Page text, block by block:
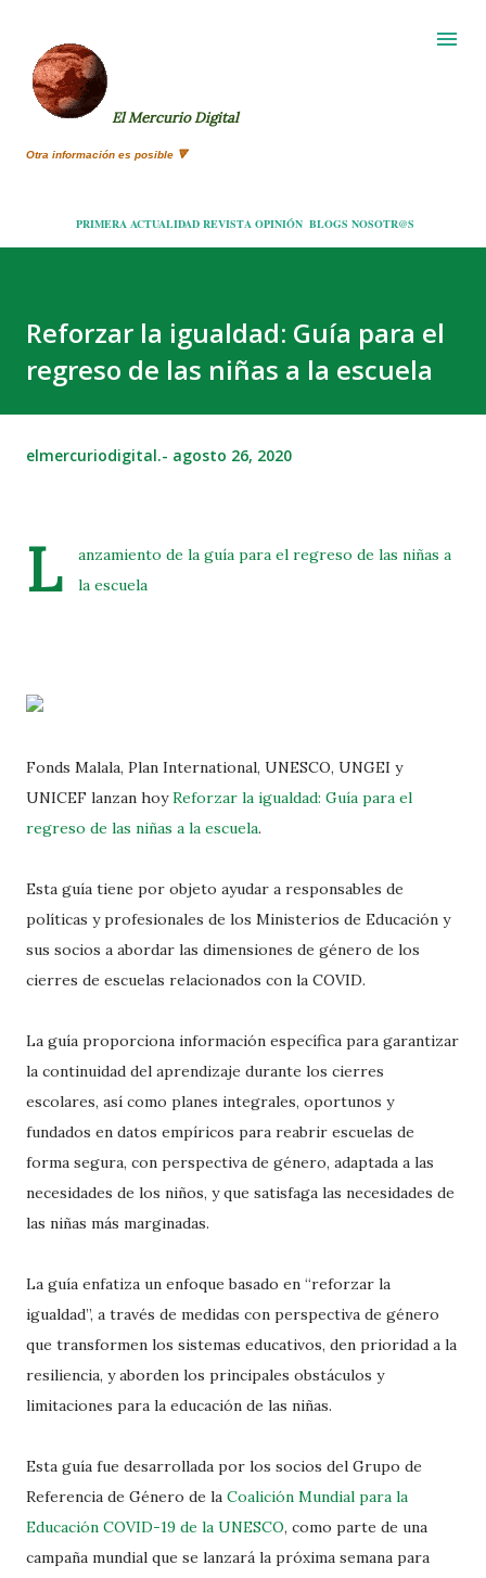
El Mercurio Digital
Otra información es posible 🔻
PRIMERA ACTUALIDAD REVISTA OPINIÓN BLOGS NOSOTR@S
Reforzar la igualdad: Guía para el
regreso de las niñas a la escuela
elmercuriodigital.- agosto 26, 2020
L
anzamiento de la guía para el regreso de las niñas a
la escuela
Fonds Malala, Plan International, UNESCO, UNGEI y
UNICEF lanzan hoyReforzar la igualdad: Guía para el
regreso de las niñas a la escuela.
Esta guía tiene por objeto ayudar a responsables de
políticas y profesionales de los Ministerios de Educación y
sus socios a abordar las dimensiones de género de los
cierres de escuelas relacionados con la COVID.
La guía proporciona información específica para garantizar
la continuidad del aprendizaje durante los cierres
escolares, así como planes integrales, oportunos y
fundados en datos empíricos para reabrir escuelas de
forma segura, con perspectiva de género, adaptada a las
necesidades de los niños, y que satisfaga las necesidades de
las niñas más marginadas.
La guía enfatiza un enfoque basado en “reforzar la
igualdad”, a través de medidas con perspectiva de género
que transformen los sistemas educativos, den prioridad a la
resiliencia, y aborden los principales obstáculos y
limitaciones para la educación de las niñas.
Esta guía fue desarrollada por los socios del Grupo de
Referencia de Género de la Coalición Mundial para la
Educación COVID-19 de la UNESCO, como parte de una
campaña mundial que se lanzará la próxima semana para